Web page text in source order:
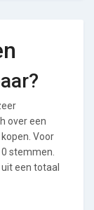
over een
Voor
stemmen.
een totaal